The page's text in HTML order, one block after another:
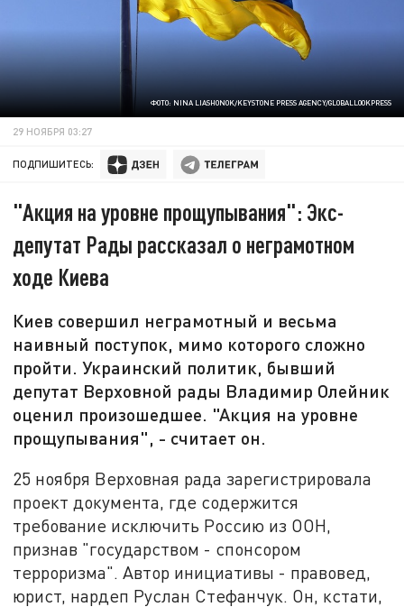
ФОТО: NINA LIASHONOK/KEYSTONE PRESS AGENCY/GLOBALLOOKPRESS
29 НОЯБРЯ 03:27
ПОДПИШИТЕСЬ:
"Акция на уровне прощупывания": Экс-
депутат Рады рассказал о неграмотном
ходе Киева
Киев совершил неграмотный и весьма
наивный поступок, мимо которого сложно
пройти. Украинский политик, бывший
депутат Верховной рады Владимир Олейник
оценил произошедшее. "Акция на уровне
прощупывания", - считает он.
25 ноября Верховная рада зарегистрировала
проект документа, где содержится
требование исключить Россию из ООН,
признав "государством - спонсором
терроризма". Автор инициативы - правовед,
юрист, нардеп Руслан Стефанчук. Он, кстати,